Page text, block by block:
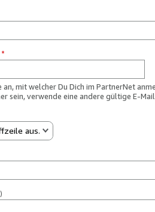
*
mit welcher Du Dich im PartnerNet
sein, verwende eine andere gültige E-
aus.